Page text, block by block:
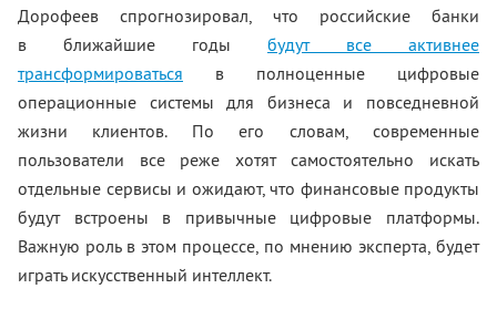
Дорофеев спрогнозировал, что российские банки
в ближайшие годы будут все активнее
трансформироваться в полноценные цифровые
операционные системы для бизнеса и повседневной
жизни клиентов. По его словам, современные
пользователи все реже хотят самостоятельно искать
отдельные сервисы и ожидают, что финансовые продукты
будут встроены в привычные цифровые платформы.
Важную роль в этом процессе, по мнению эксперта, будет
играть искусственный интеллект.